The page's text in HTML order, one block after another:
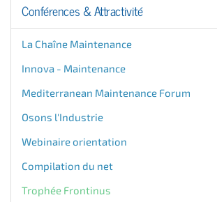
Conférences & Attractivité
La Chaîne Maintenance
Innova - Maintenance
Mediterranean Maintenance Forum
Osons l'Industrie
Webinaire orientation
Compilation du net
Trophée Frontinus